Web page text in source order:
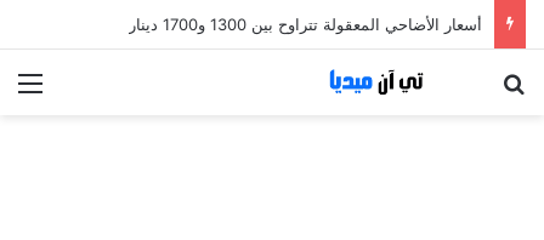
أسعار الأضاحي المعقولة تتراوح بين 1300 و1700 دينار